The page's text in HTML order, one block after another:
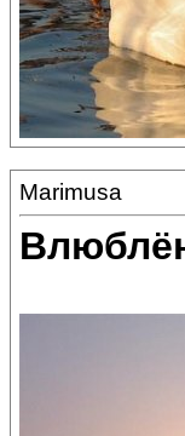
Marimusa